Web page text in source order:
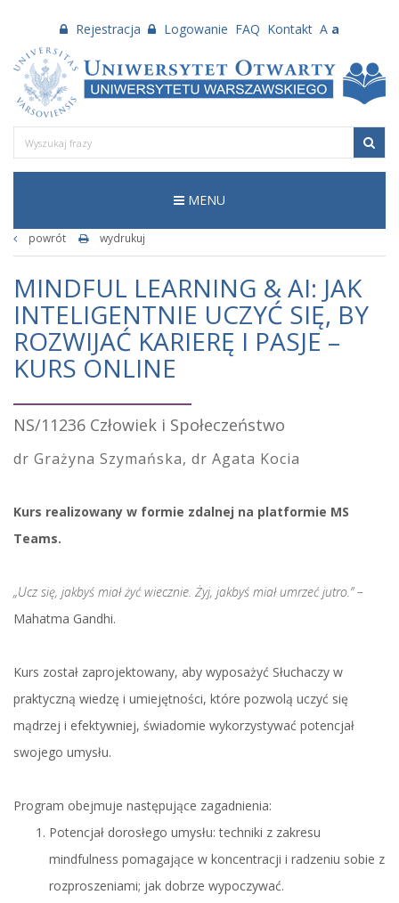
Rejestracja Logowanie FAQ Kontakt A a
MENU
powrót wydrukuj
MINDFUL LEARNING & AI: JAK
INTELIGENTNIE UCZYĆ SIĘ, BY
ROZWIJAĆ KARIERĘ I PASJE –
KURS ONLINE
NS/11236 Człowiek i Społeczeństwo
dr Grażyna Szymańska, dr Agata Kocia
Kurs realizowany w formie zdalnej na platformie MS
Teams.
„Ucz się, jakbyś miał żyć wiecznie. Żyj, jakbyś miał umrzeć jutro.” –
Mahatma Gandhi.
Kurs został zaprojektowany, aby wyposażyć Słuchaczy w
praktyczną wiedzę i umiejętności, które pozwolą uczyć się
mądrzej i efektywniej, świadomie wykorzystywać potencjał
swojego umysłu.
Program obejmuje następujące zagadnienia:
Potencjał dorosłego umysłu: techniki z zakresu
mindfulness pomagające w koncentracji i radzeniu sobie z
rozproszeniami; jak dobrze wypoczywać.